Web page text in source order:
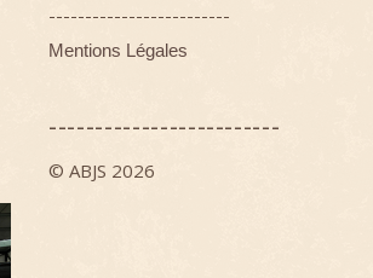
-------------------------
Mentions Légales
-------------------------
© ABJS 2026